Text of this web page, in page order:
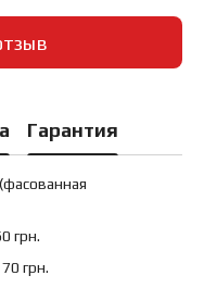
Гарантия
грн.
грн.